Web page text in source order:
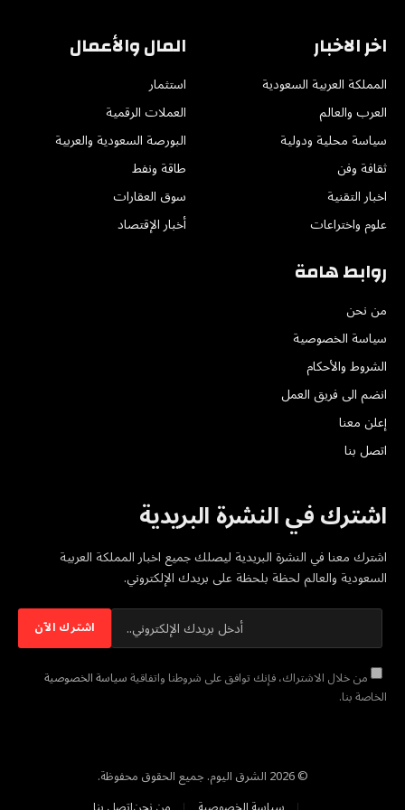
اخر الاخبار
المملكة العربية السعودية
العرب والعالم
سياسة محلية ودولية
ثقافة وفن
اخبار التقنية
علوم واختراعات
المال والأعمال
استثمار
العملات الرقمية
البورصة السعودية والعربية
طاقة ونفط
سوق العقارات
أخبار الإقتصاد
روابط هامة
من نحن
سياسة الخصوصية
الشروط والأحكام
انضم الى فريق العمل
إعلن معنا
اتصل بنا
اشترك في النشرة البريدية
اشترك معنا في النشرة البريدية ليصلك جميع اخبار المملكة العربية
السعودية والعالم لحظة بلحظة على بريدك الإلكتروني.
من خلال الاشتراك، فإنك توافق على شروطنا واتفاقيةسياسة الخصوصية
الخاصة بنا.
© 2026 الشرق اليوم. جميع الحقوق محفوظة.